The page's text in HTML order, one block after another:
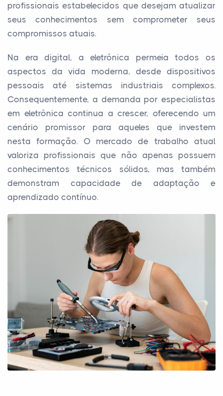
profissionais estabelecidos que desejam atualizar
seus conhecimentos sem comprometer seus
compromissos atuais.
Na era digital, a eletrônica permeia todos os
aspectos da vida moderna, desde dispositivos
pessoais até sistemas industriais complexos.
Consequentemente, a demanda por especialistas
em eletrônica continua a crescer, oferecendo um
cenário promissor para aqueles que investem
nesta formação. O mercado de trabalho atual
valoriza profissionais que não apenas possuem
conhecimentos técnicos sólidos, mas também
demonstram capacidade de adaptação e
aprendizado contínuo.